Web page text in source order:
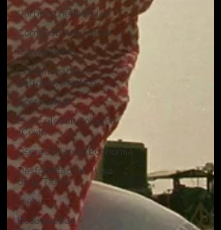
Carbono neutralidad
Combustibles fósiles
Consumismo
Contaminadores:
petróleo, plástico
Coronavirus
Crisis global-Colapso
-Covid
Decrecimiento/Economía
Desforestación - Uso
de la Tierra
Dieta
Ecoansiedad -